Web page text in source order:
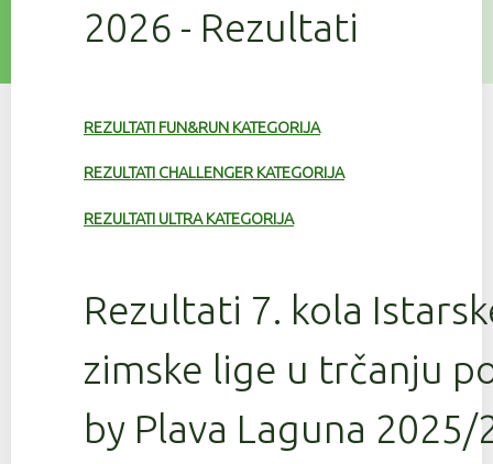
2026 - Rezultati
REZULTATI FUN&RUN KATEGORIJA
REZULTATI CHALLENGER KATEGORIJA
REZULTATI ULTRA KATEGORIJA
Rezultati 7. kola
zimske lige u trčanju
by Plava Laguna 2025/